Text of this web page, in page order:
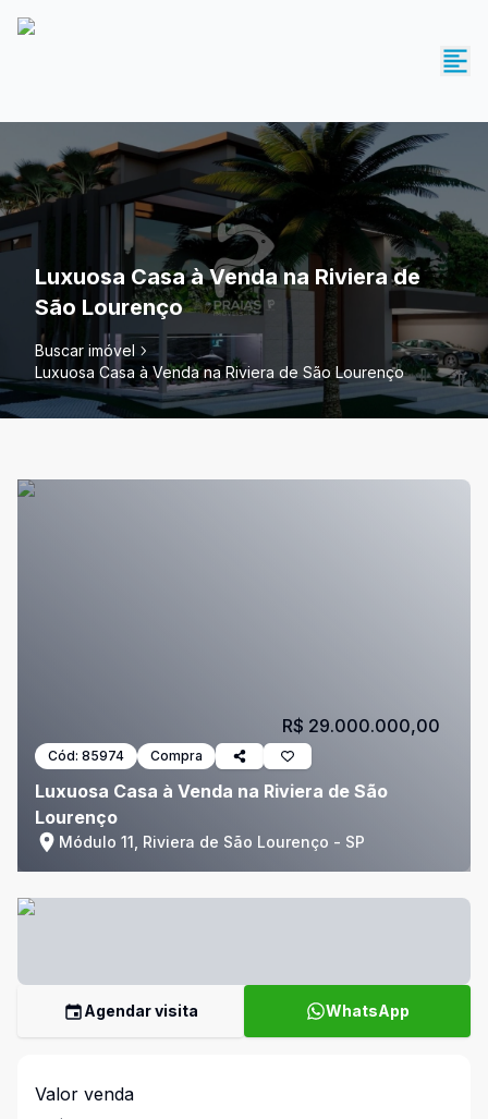
Luxuosa Casa à Venda na Riviera de
São Lourenço
Buscar imóvel
Luxuosa Casa à Venda na Riviera de São Lourenço
Cód: 85974 Compra
Luxuosa Casa à Venda na Riviera de São
Lourenço
Módulo 11, Riviera de São Lourenço - SP
R$ 29.000.000,00
Agendar visita WhatsApp
Valor venda